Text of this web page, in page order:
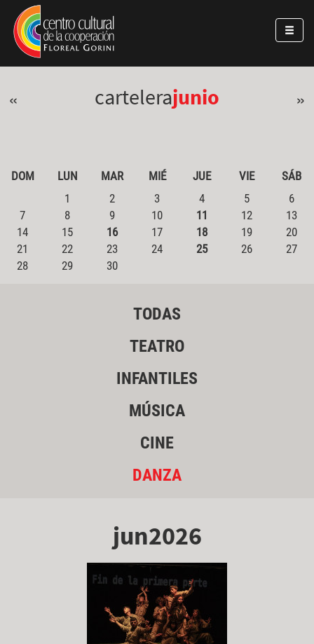
Pasar al contenido principal
Jump to main content
« cartelerajunio »
DOM LUN MAR MIÉ JUE VIE
SÁB
1
2 3 4 5
6
7
8 9 10 11 12
13
14
15 16 17 18 19
20
21
22 23 24 25 26
27
28
29 30
TODAS
TEATRO
INFANTILES
MÚSICA
CINE
DANZA
jun2026